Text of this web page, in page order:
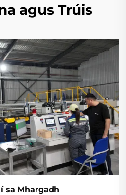
agus Trúis
sa Mhargadh